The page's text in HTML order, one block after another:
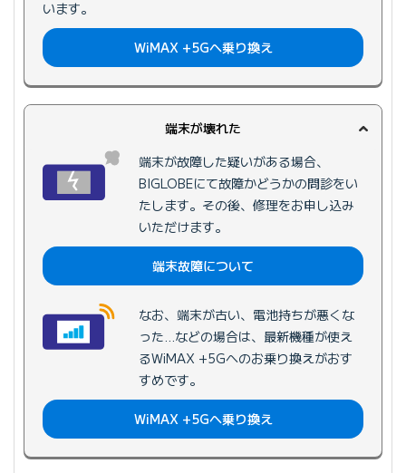
います。
WiMAX +5Gへ乗り換え
端末が壊れた
端末が故障した疑いがある場合、
BIGLOBEにて故障かどうかの問診をい
たします。その後、修理をお申し込み
いただけます。
端末故障について
なお、端末が古い、電池持ちが悪くな
った…などの場合は、最新機種が使え
るWiMAX +5Gへのお乗り換えがおす
すめです。
WiMAX +5Gへ乗り換え